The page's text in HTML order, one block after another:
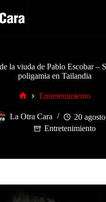
la viuda de Pablo Escobar –
poligamia en Tailandia
Entretenimiento
La Otra Cara
20
Entretenimiento